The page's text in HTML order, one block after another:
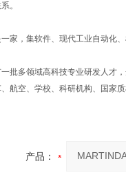
。
家，集软件、现代工业自动化
批多领域高科技专业研发人才
航空、学校、科研机构、国家
产品：